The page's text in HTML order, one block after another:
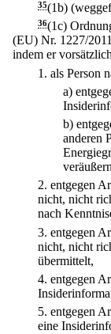
35(1b)
36(1c)
(EU) Nr. 1227/
indem er
1. als Person
a)
b)
anderen
2. entgegen
nicht, nicht
nach
3. entgegen
nicht, nicht
übermittelt,
4. entgegen
5. entgegen
eine